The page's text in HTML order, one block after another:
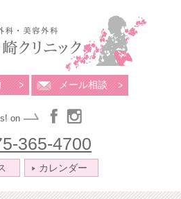
メール相談
on
365-4700
カレンダー